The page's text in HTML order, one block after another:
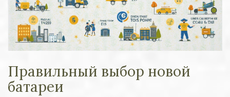
Правильный выбор новой
батареи